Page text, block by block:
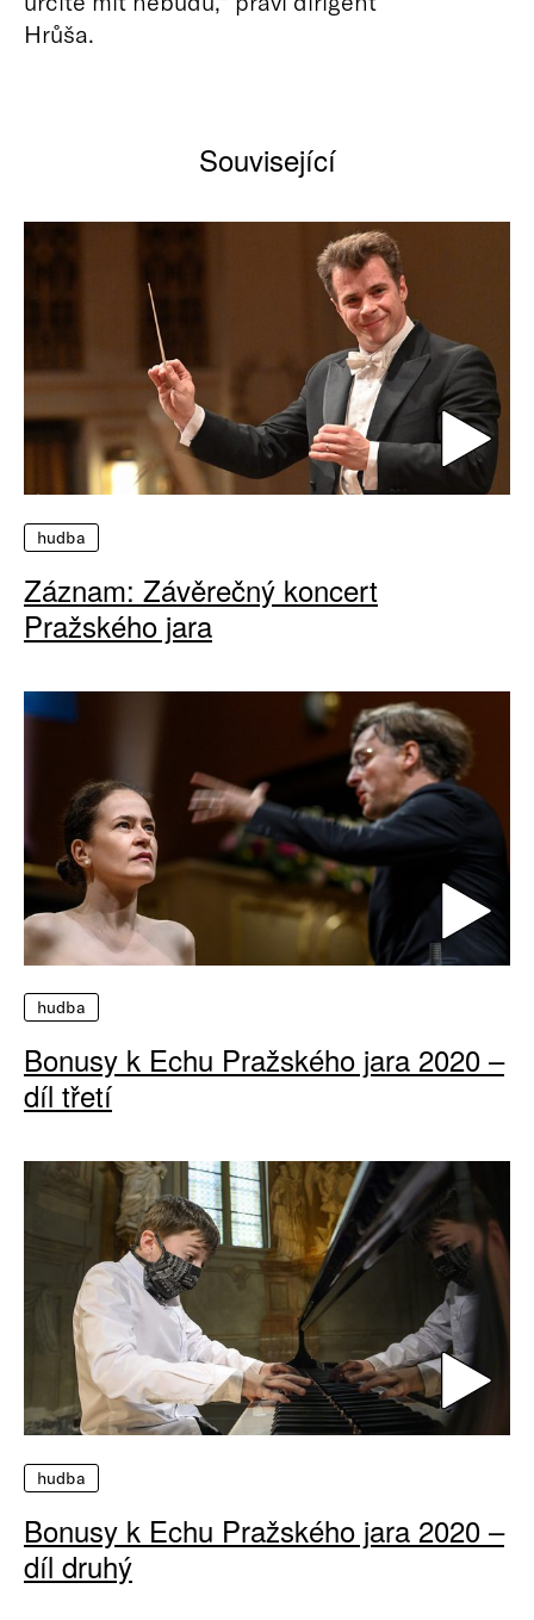
Hrůša.
Související
hudba
Záznam: Závěrečný koncert
Pražského jara
hudba
Bonusy k Echu Pražského jara 2020 –
díl třetí
hudba
Bonusy k Echu Pražského jara 2020 –
díl druhý